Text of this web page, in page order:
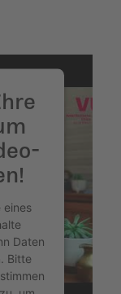
eines
Daten
Bitte